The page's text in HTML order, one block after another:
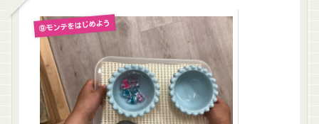
⑨モンテをはじめよう